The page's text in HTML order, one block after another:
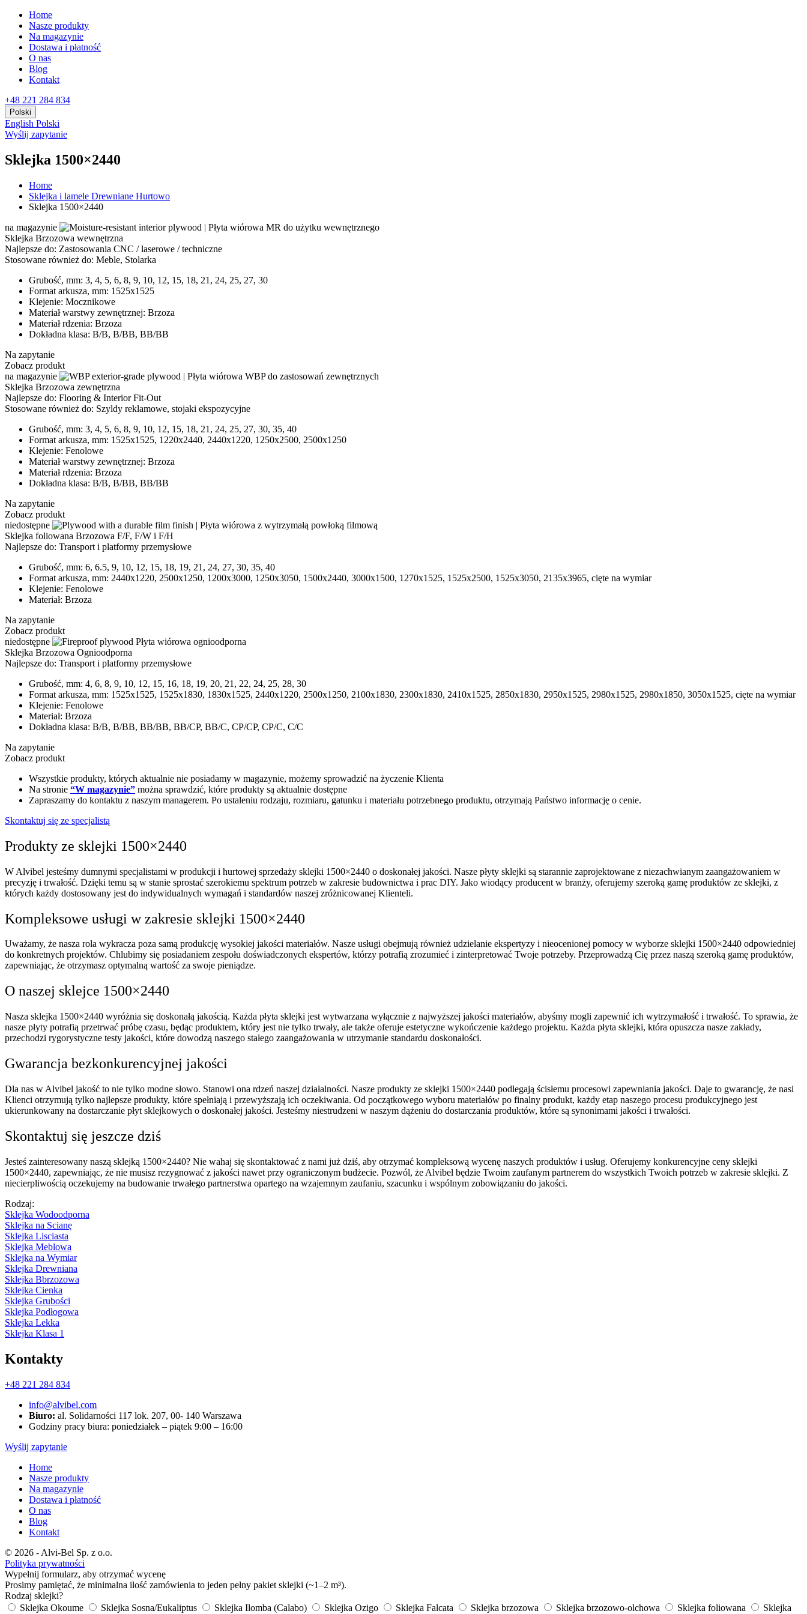
Home
Nasze produkty
Na magazynie
Dostawa i płatność
O nas
Blog
Kontakt
+48 221 284 834
Polski
English Polski
Wyślij zapytanie
Sklejka 1500×2440
Home
Sklejka i lamele Drewniane Hurtowo
Sklejka 1500×2440
na magazynie
Sklejka Brzozowa wewnętrzna
Najlepsze do: Zastosowania CNC / laserowe / techniczne
Stosowane również do: Meble, Stolarka
Grubość, mm: 3, 4, 5, 6, 8, 9, 10, 12, 15, 18, 21, 24, 25, 27, 30
Format arkusza, mm: 1525x1525
Klejenie: Mocznikowe
Materiał warstwy zewnętrznej: Brzoza
Materiał rdzenia: Brzoza
Dokładna klasa: B/B, B/BB, BB/BB
Na zapytanie
Zobacz produkt
na magazynie
Sklejka Brzozowa zewnętrzna
Najlepsze do: Flooring & Interior Fit-Out
Stosowane również do: Szyldy reklamowe, stojaki ekspozycyjne
Grubość, mm: 3, 4, 5, 6, 8, 9, 10, 12, 15, 18, 21, 24, 25, 27, 30, 35, 40
Format arkusza, mm: 1525x1525, 1220x2440, 2440x1220, 1250x2500, 2500x1250
Klejenie: Fenolowe
Materiał warstwy zewnętrznej: Brzoza
Materiał rdzenia: Brzoza
Dokładna klasa: B/B, B/BB, BB/BB
Na zapytanie
Zobacz produkt
niedostępne
Sklejka foliowana Brzozowa F/F, F/W i F/H
Najlepsze do: Transport i platformy przemysłowe
Grubość, mm: 6, 6.5, 9, 10, 12, 15, 18, 19, 21, 24, 27, 30, 35, 40
Format arkusza, mm: 2440х1220, 2500х1250, 1200х3000, 1250х3050, 1500х2440, 3000х1500, 1270x1525, 1525х2500, 1525х3050, 2135х3965, cięte na wymiar
Klejenie: Fenolowe
Materiał: Brzoza
Na zapytanie
Zobacz produkt
niedostępne
Sklejka Brzozowa Ognioodporna
Najlepsze do: Transport i platformy przemysłowe
Grubość, mm: 4, 6, 8, 9, 10, 12, 15, 16, 18, 19, 20, 21, 22, 24, 25, 28, 30
Format arkusza, mm: 1525х1525, 1525х1830, 1830х1525, 2440х1220, 2500x1250, 2100х1830, 2300х1830, 2410х1525, 2850х1830, 2950х1525, 2980х1525, 2980х1850, 3050х1525, cięte na wymiar
Klejenie: Fenolowe
Materiał: Brzoza
Dokładna klasa: В/В, В/ВВ, ВВ/ВВ, ВB/CP, BB/C, CP/CP, CP/C, C/C
Na zapytanie
Zobacz produkt
Wszystkie produkty, których aktualnie nie posiadamy w magazynie, możemy sprowadzić na życzenie Klienta
Na stronie “W magazynie” można sprawdzić, które produkty są aktualnie dostępne
Zapraszamy do kontaktu z naszym managerem. Po ustaleniu rodzaju, rozmiaru, gatunku i materiału potrzebnego produktu, otrzymają Państwo informację o cenie.
Skontaktuj się ze specjalistą
Produkty ze sklejki 1500×2440
W Alvibel jesteśmy dumnymi specjalistami w produkcji i hurtowej sprzedaży sklejki 1500×2440 o doskonałej jakości. Nasze płyty sklejki są starannie zaprojektowane z niezachwianym zaangażowaniem w
precyzję i trwałość. Dzięki temu są w stanie sprostać szerokiemu spektrum potrzeb w zakresie budownictwa i prac DIY. Jako wiodący producent w branży, oferujemy szeroką gamę produktów ze sklejki, z
których każdy dostosowany jest do indywidualnych wymagań i standardów naszej zróżnicowanej Klienteli.
Kompleksowe usługi w zakresie sklejki 1500×2440
Uważamy, że nasza rola wykracza poza samą produkcję wysokiej jakości materiałów. Nasze usługi obejmują również udzielanie ekspertyzy i nieocenionej pomocy w wyborze sklejki 1500×2440 odpowiedniej
do konkretnych projektów. Chlubimy się posiadaniem zespołu doświadczonych ekspertów, którzy potrafią zrozumieć i zinterpretować Twoje potrzeby. Przeprowadzą Cię przez naszą szeroką gamę produktów,
zapewniając, że otrzymasz optymalną wartość za swoje pieniądze.
O naszej sklejce 1500×2440
Nasza sklejka 1500×2440 wyróżnia się doskonałą jakością. Każda płyta sklejki jest wytwarzana wyłącznie z najwyższej jakości materiałów, abyśmy mogli zapewnić ich wytrzymałość i trwałość. To sprawia, że
nasze płyty potrafią przetrwać próbę czasu, będąc produktem, który jest nie tylko trwały, ale także oferuje estetyczne wykończenie każdego projektu. Każda płyta sklejki, która opuszcza nasze zakłady,
przechodzi rygorystyczne testy jakości, które dowodzą naszego stałego zaangażowania w utrzymanie standardu doskonałości.
Gwarancja bezkonkurencyjnej jakości
Dla nas w Alvibel jakość to nie tylko modne słowo. Stanowi ona rdzeń naszej działalności. Nasze produkty ze sklejki 1500×2440 podlegają ścisłemu procesowi zapewniania jakości. Daje to gwarancję, że nasi
Klienci otrzymują tylko najlepsze produkty, które spełniają i przewyższają ich oczekiwania. Od początkowego wyboru materiałów po finalny produkt, każdy etap naszego procesu produkcyjnego jest
ukierunkowany na dostarczanie płyt sklejkowych o doskonałej jakości. Jesteśmy niestrudzeni w naszym dążeniu do dostarczania produktów, które są synonimami jakości i trwałości.
Skontaktuj się jeszcze dziś
Jesteś zainteresowany naszą sklejką 1500×2440? Nie wahaj się skontaktować z nami już dziś, aby otrzymać kompleksową wycenę naszych produktów i usług. Oferujemy konkurencyjne ceny sklejki
1500×2440, zapewniając, że nie musisz rezygnować z jakości nawet przy ograniczonym budżecie. Pozwól, że Alvibel będzie Twoim zaufanym partnerem do wszystkich Twoich potrzeb w zakresie sklejki. Z
niecierpliwością oczekujemy na budowanie trwałego partnerstwa opartego na wzajemnym zaufaniu, szacunku i wspólnym zobowiązaniu do jakości.
Rodzaj:
Sklejka Wodoodporna
Sklejka na Scianę
Sklejka Lisciasta
Sklejka Meblowa
Sklejka na Wymiar
Sklejka Drewniana
Sklejka Bbrzozowa
Sklejka Cienka
Sklejka Grubości
Sklejka Podłogowa
Sklejka Lekka
Sklejka Klasa 1
Kontakty
+48 221 284 834
info@alvibel.com
Biuro: al. Solidarności 117 lok. 207, 00- 140 Warszawa
Godziny pracy biura: poniedziałek – piątek 9:00 – 16:00
Wyślij zapytanie
Home
Nasze produkty
Na magazynie
Dostawa i płatność
O nas
Blog
Kontakt
© 2026 - Alvi-Bel Sp. z o.o.
Polityka prywatności
Wypełnij formularz, aby otrzymać wycenę
Prosimy pamiętać, że minimalna ilość zamówienia to jeden pełny pakiet sklejki (~1–2 m³).
Rodzaj sklejki?
Sklejka Okoume
Sklejka Sosna/Eukaliptus Sklejka Ilomba (Calabo) Sklejka Ozigo Sklejka Falcata Sklejka brzozowa Sklejka brzozowo-olchowa Sklejka foliowana
Sklejka